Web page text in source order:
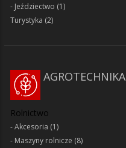
Jeździectwo (1)
Turystyka (2)
AGROTECHNIKA
Rolnictwo
Akcesoria (1)
Maszyny rolnicze (8)